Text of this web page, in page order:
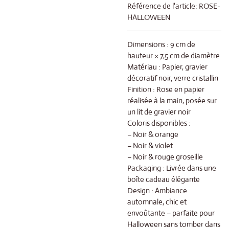
Référence de l'article: ROSE-
HALLOWEEN
Dimensions : 9 cm de
hauteur × 7,5 cm de diamètre
Matériau : Papier, gravier
décoratif noir, verre cristallin
Finition : Rose en papier
réalisée à la main, posée sur
un lit de gravier noir
Coloris disponibles :
– Noir & orange
– Noir & violet
– Noir & rouge groseille
Packaging : Livrée dans une
boîte cadeau élégante
Design : Ambiance
automnale, chic et
envoûtante – parfaite pour
Halloween sans tomber dans